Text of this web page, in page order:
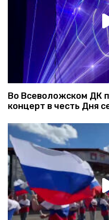
Во Всеволожском ДК
концерт в честь Дня